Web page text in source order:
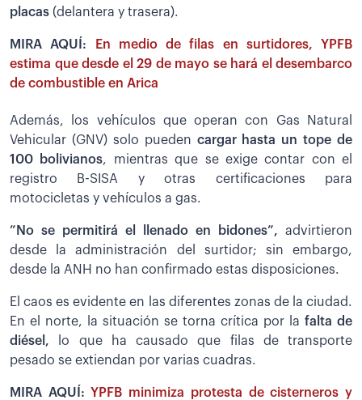
placas (delantera y trasera).
MIRA AQUÍ:
En medio de filas en surtidores, YPFB
estima que desde el 29 de mayo se hará el desembarco
de combustible en Arica
Además, los vehículos que operan con Gas Natural
Vehicular (GNV) solo pueden cargar hasta un tope de
100 bolivianos, mientras que se exige contar con el
registro B-SISA y otras certificaciones para
motocicletas y vehículos a gas.
”No se permitirá el llenado en bidones”, advirtieron
desde la administración del surtidor; sin embargo,
desde la ANH no han confirmado estas disposiciones.
El caos es evidente en las diferentes zonas de la ciudad.
En el norte, la situación se torna crítica por la falta de
diésel,
lo que ha causado que filas de transporte
pesado se extiendan por varias cuadras.
MIRA AQUÍ: YPFB minimiza protesta de cisterneros y